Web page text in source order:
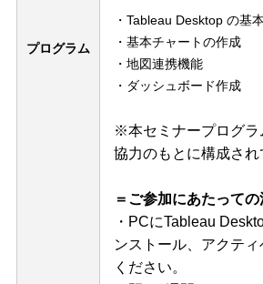
プログラム
Tableau Desktop の基
基本チャートの作成
地図連携機能
ダッシュボード作成
※本セミナープログラ
協力のもとに構成され
＝ご参加にあたっての
・PCにTableau
ンストール、アクテ
ください。